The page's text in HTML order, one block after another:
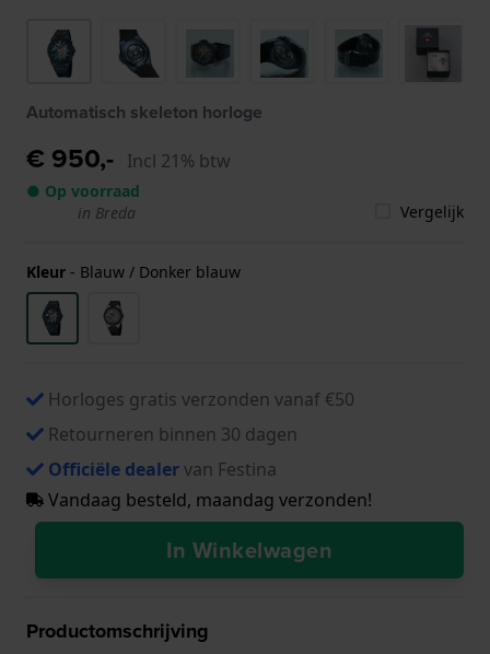
Automatisch skeleton horloge
€ 950,- Incl 21% btw
● Op voorraad
in Breda
Vergelijk
Kleur - Blauw / Donker blauw
Horloges gratis verzonden vanaf €50
Retourneren binnen 30 dagen
Officiële dealervan Festina
Vandaag besteld, maandag verzonden!
In Winkelwagen
Productomschrijving